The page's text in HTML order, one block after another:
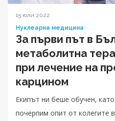
15 юли 2022
Нуклеарна медицина
За първи път в
метаболитна
при лечение на
карцином
Екипът ни беше обучен,
почерпим опит от колегите